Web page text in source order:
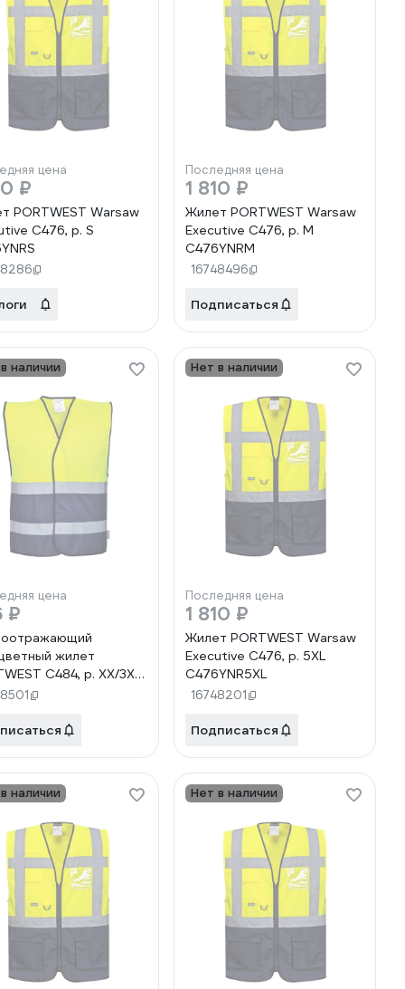
цена
₽
PORTWEST Warsaw
C476, р. S
Последняя цена
1 810 ₽
Жилет PORTWEST Warsaw
Executive C476, р. M
C476YNRM
16748496
Подписаться
наличии
цена
₽
жилет
C484, р. XX/3X
3X
Нет в наличии
Последняя цена
1 810 ₽
Жилет PORTWEST Warsaw
Executive C476, р. 5XL
C476YNR5XL
16748201
Подписаться
наличии Нет в наличии